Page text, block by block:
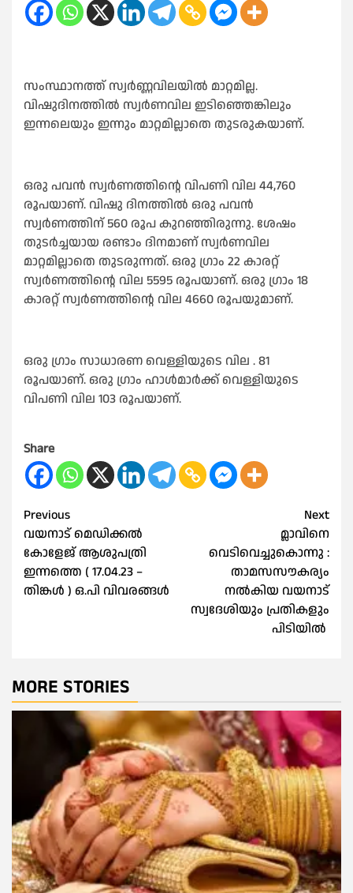
സംസ്ഥാനത്ത് സ്വർണ്ണവിലയിൽ മാറ്റമില്ല.
വിഷുദിനത്തിൽ സ്വർണവില ഇടിഞ്ഞെങ്കിലും
ഇന്നലെയും ഇന്നും മാറ്റമില്ലാതെ തുടരുകയാണ്.
ഒരു പവൻ സ്വർണത്തിന്റെ വിപണി വില 44,760
രൂപയാണ്. വിഷു ദിനത്തിൽ ഒരു പവൻ
സ്വർണത്തിന് 560 രൂപ കുറഞ്ഞിരുന്നു. ശേഷം
തുടർച്ചയായ രണ്ടാം ദിനമാണ് സ്വർണവില
മാറ്റമില്ലാതെ തുടരുന്നത്. ഒരു ഗ്രാം 22 കാരറ്റ്
സ്വർണത്തിന്റെ വില 5595 രൂപയാണ്. ഒരു ഗ്രാം 18
കാരറ്റ് സ്വർണത്തിന്റെ വില 4660 രൂപയുമാണ്.
ഒരു ഗ്രാം സാധാരണ വെള്ളിയുടെ വില . 81
രൂപയാണ്. ഒരു ഗ്രാം ഹാൾമാർക്ക് വെള്ളിയുടെ
വിപണി വില 103 രൂപയാണ്.
Share
Post
navigation
Previous
വയനാട് മെഡിക്കൽ
കോളേജ് ആശുപത്രി
ഇന്നത്തെ ( 17.04.23 –
തിങ്കൾ ) ഒ.പി വിവരങ്ങൾ
Next
മ്ലാവിനെ
വെടിവെച്ചുകൊന്നു :
താമസസൗകര്യം
നൽകിയ വയനാട്
സ്വദേശിയും പ്രതികളും
പിടിയിൽ
MORE STORIES